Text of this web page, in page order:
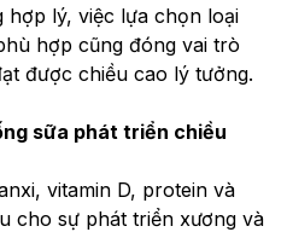
lý, việc lựa chọn loại
hợp cũng đóng vai trò
được chiều cao lý tưởng.
sữa phát triển chiều
vitamin D, protein và
cho sự phát triển xương và